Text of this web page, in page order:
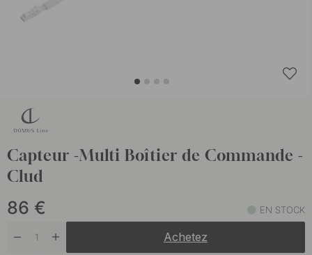
Capteur -Multi Boîtier de Commande -
Clud
86 € EN STOCK
Achetez